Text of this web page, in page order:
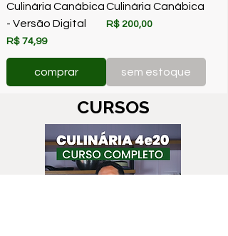
Culinária Canábica
- Versão Digital
Preço
R$ 74,99
comprar
Culinária Canábica
Preço
R$ 200,00
sem estoque
CURSOS